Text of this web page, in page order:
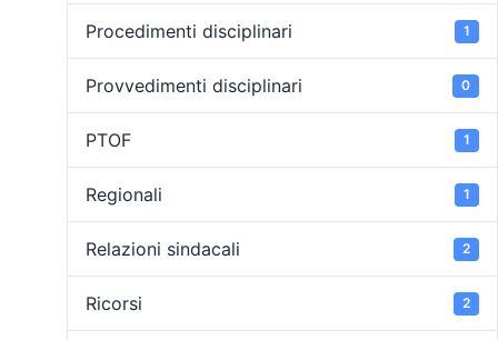
Procedimenti disciplinari 1
Provvedimenti disciplinari 0
PTOF 1
Regionali 1
Relazioni sindacali 2
Ricorsi 2